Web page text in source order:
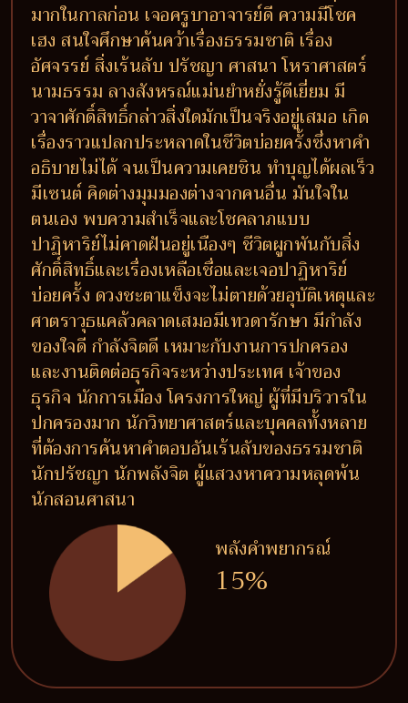
มากในกาลก่อน เจอครูบาอาจารย์ดี ความมีโชค
เฮง สนใจศึกษาค้นคว้าเรื่องธรรมชาติ เรื่อง
อัศจรรย์ สิ่งเร้นลับ ปรัชญา ศาสนา โหราศาสตร์
นามธรรม ลางสังหรณ์แม่นยำหยั่งรู้ดีเยี่ยม มี
วาจาศักดิ์สิทธิ์กล่าวสิ่งใดมักเป็นจริงอยู่เสมอ เกิด
เรื่องราวแปลกประหลาดในชีวิตบ่อยครั้งซึ่งหาคำ
อธิบายไม่ได้ จนเป็นความเคยชิน ทำบุญได้ผลเร็ว
มีเซนต์ คิดต่างมุมมองต่างจากคนอื่น มันใจใน
ตนเอง พบความสำเร็จและโชคลาภแบบ
ปาฏิหาริย์ไม่คาดฝันอยู่เนืองๆ ชีวิตผูกพันกับสิ่ง
ศักดิ์สิทธิ์และเรื่องเหลือเชื่อและเจอปาฏิหาริย์
บ่อยครั้ง ดวงชะตาแข็งจะไม่ตายด้วยอุบัติเหตุและ
ศาตราวุธแคล้วคลาดเสมอมีเทวดารักษา มีกำลัง
ของใจดี กำลังจิตดี เหมาะกับงานการปกครอง
และงานติดต่อธุรกิจระหว่างประเทศ เจ้าของ
ธุรกิจ นักการเมือง โครงการใหญ่ ผู้ที่มีบริวารใน
ปกครองมาก นักวิทยาศาสตร์และบุคคลทั้งหลาย
ที่ต้องการค้นหาคำตอบอันเร้นลับของธรรมชาติ
นักปรัชญา นักพลังจิต ผู้แสวงหาความหลุดพ้น
นักสอนศาสนา
พลังคำพยากรณ์
15%